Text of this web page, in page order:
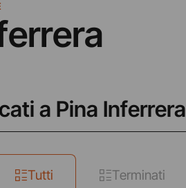
a Pina Inferrera
Tutti Terminati